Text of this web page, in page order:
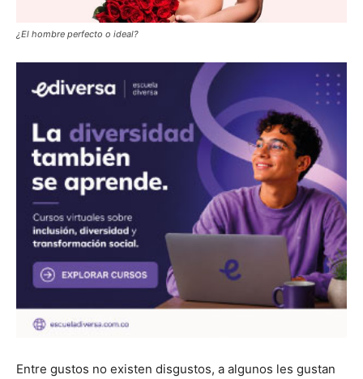
¿El hombre perfecto o ideal?
Entre gustos no existen disgustos, a algunos les gustan